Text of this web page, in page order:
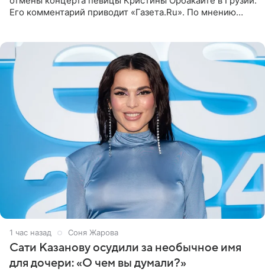
Его комментарий приводит «Газета.Ru». По мнению
1 час назад Соня Жарова
Сати Казанову осудили за необычное имя
для дочери: «О чем вы думали?»